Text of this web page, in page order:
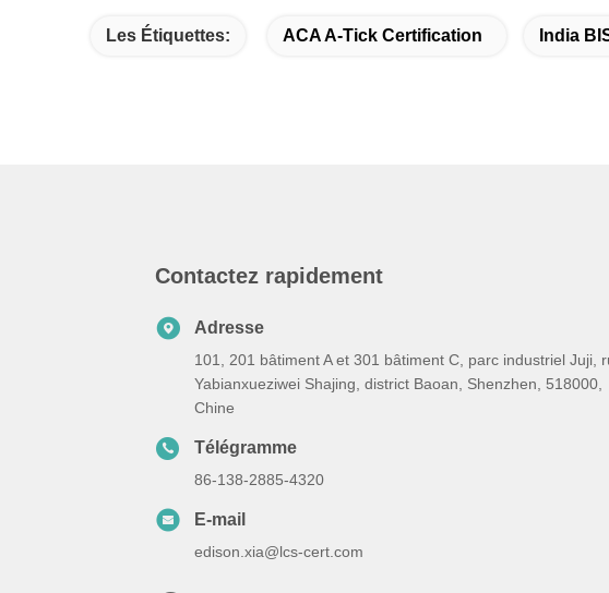
Les Étiquettes: ACA A-Tick Certification India
Contactez rapidement
Adresse
101, 201 bâtiment A et 301 bâtiment C, parc industriel Juji,
Yabianxueziwei Shajing, district Baoan, Shenzhen, 518000,
Chine
Télégramme
86-138-2885-4320
E-mail
edison.xia@lcs-cert.com